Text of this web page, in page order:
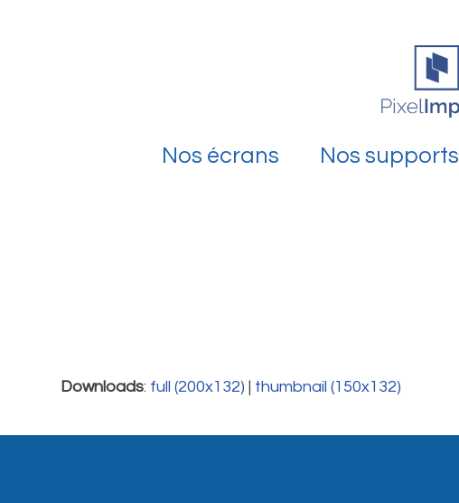
Nos écrans Nos supports
Downloads: full (200x132) | thumbnail (150x132)